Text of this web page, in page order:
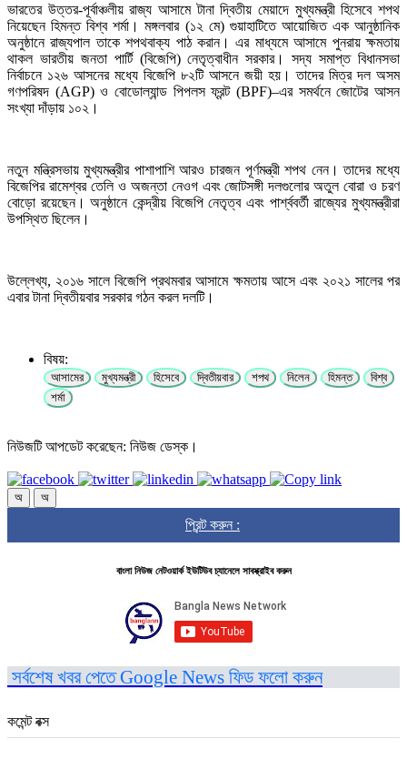
ভারতের উত্তর-পূর্বাঞ্চলীয় রাজ্য আসামে টানা দ্বিতীয় মেয়াদে মুখ্যমন্ত্রী হিসেবে শপথ
নিয়েছেন হিমন্ত বিশ্ব শর্মা। মঙ্গলবার (১২ মে) গুয়াহাটিতে আয়োজিত এক আনুষ্ঠানিক
অনুষ্ঠানে রাজ্যপাল তাকে শপথবাক্য পাঠ করান। এর মাধ্যমে আসামে পুনরায় ক্ষমতায়
থাকল ভারতীয় জনতা পার্টি (বিজেপি) নেতৃত্বাধীন সরকার। সদ্য সমাপ্ত বিধানসভা
নির্বাচনে ১২৬ আসনের মধ্যে বিজেপি ৮২টি আসনে জয়ী হয়। তাদের মিত্র দল অসম
গণপরিষদ (AGP) ও বোডোল্যান্ড পিপলস ফ্রন্ট (BPF)–এর সমর্থনে জোটের আসন
সংখ্যা দাঁড়ায় ১০২।
নতুন মন্ত্রিসভায় মুখ্যমন্ত্রীর পাশাপাশি আরও চারজন পূর্ণমন্ত্রী শপথ নেন। তাদের মধ্যে
বিজেপির রামেশ্বর তেলি ও অজন্তা নেওগ এবং জোটসঙ্গী দলগুলোর অতুল বোরা ও চরণ
বোড়ো রয়েছেন। অনুষ্ঠানে কেন্দ্রীয় বিজেপি নেতৃত্ব এবং পার্শ্ববর্তী রাজ্যের মুখ্যমন্ত্রীরা
উপস্থিত ছিলেন।
উল্লেখ্য, ২০১৬ সালে বিজেপি প্রথমবার আসামে ক্ষমতায় আসে এবং ২০২১ সালের পর
এবার টানা দ্বিতীয়বার সরকার গঠন করল দলটি।
বিষয়:
আসামের মুখ্যমন্ত্রী হিসেবে দ্বিতীয়বার শপথ নিলেন হিমন্ত
বিশ্ব
শর্মা
নিউজটি আপডেট করেছেন: নিউজ ডেস্ক।
অ অ
প্রিন্ট করুন :
বাংলা নিউজ নেটওয়ার্ক ইউটিউব চ্যানেলে সাবস্ক্রাইব করুন
সর্বশেষ খবর পেতে Google News ফিড ফলো করুন
কমেন্ট বক্স